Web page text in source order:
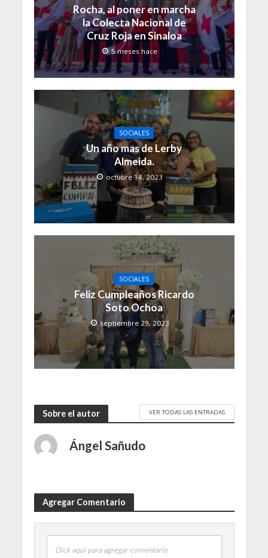
Rocha, al poner en marcha
la Colecta Nacional de
Cruz Roja en Sinaloa
5 meses hace
SOCIALES
Un año mas de Lerby
Almeida.
octubre 14, 2023
SOCIALES
Feliz Cumpleaños Ricardo
Soto Ochoa
septiembre 29, 2023
Sobre el autor VER TODAS LAS ENTRADAS
Ángel Sañudo
Agregar Comentario
Click aquí para agregar comentario